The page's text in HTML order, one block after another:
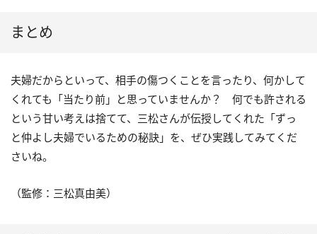
まとめ
夫婦だからといって、相手の傷つくことを言ったり、何かして
くれても「当たり前」と思っていませんか？ 何でも許される
という甘い考えは捨てて、三松さんが伝授してくれた「ずっ
と仲よし夫婦でいるための秘訣」を、ぜひ実践してみてくだ
さいね。
（監修：三松真由美）